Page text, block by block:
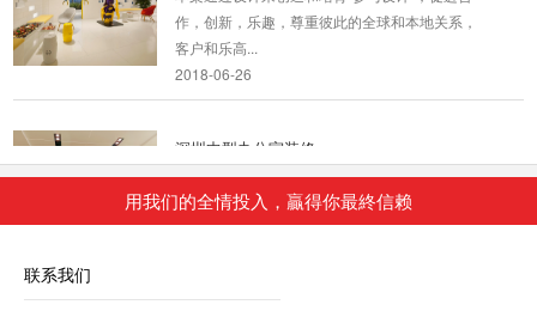
作，创新，乐趣，尊重彼此的全球和本地关系，
客户和乐高...
2018-06-26
深圳中型办公室装修
深圳办公室装修公司 我们的设计师团队有着多年
的深圳办公室设计经验，整个装修过程会有专门
的设...
布吉办公室装修案例展示
用我们的全情投入，贏得你最終信赖
联系我们